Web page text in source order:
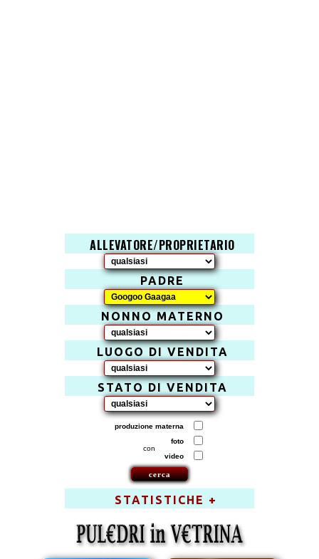
ALLEVATORE/PROPRIETARIO
PADRE
NONNO MATERNO
LUOGO DI VENDITA
STATO DI VENDITA
produzione materna
con
foto
video
STATISTICHE +